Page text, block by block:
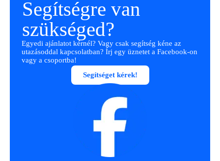
Segítségre van
szükséged?
Egyedi ajánlatot kérnél? Vagy csak segítség kéne az
utazásoddal kapcsolatban? Írj egy üznetet a Facebook-on
vagy a csoportba!
Segítséget kérek!